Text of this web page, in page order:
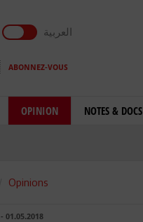
العربية
ABONNEZ-VOUS
OPINION NOTES & DOCS
Opinions
- 01.05.2018